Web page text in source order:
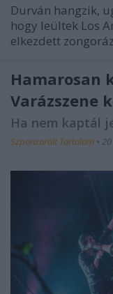
Durván hangzik,
hogy leültek Los
elkezdett
Hamarosan
Varázszene
Ha nem kaptál
Szponzorált Tartalom •